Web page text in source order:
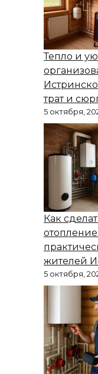
Тепло и
трат и
5 октября,
Как
жителей
5 октября,